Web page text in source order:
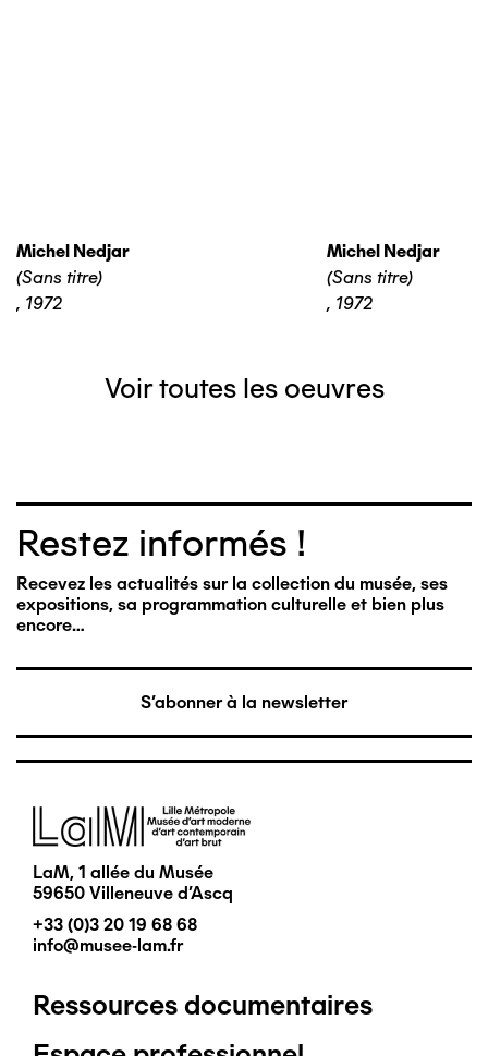
Michel Nedjar
(Sans titre)
, 1972
Michel Nedjar
(Sans titre)
, 1972
Voir toutes les oeuvres
Restez informés !
Recevez les actualités sur la collection du musée, ses
expositions, sa programmation culturelle et bien plus
encore…
S'abonner à la newsletter
Image
LaM, 1 allée du Musée
59650 Villeneuve d'Ascq
+33 (0)3 20 19 68 68
info@musee-lam.fr
Pied
Ressources documentaires